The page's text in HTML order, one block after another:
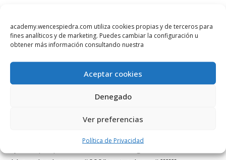
academy.wencespiedra.com utiliza cookies propias y de terceros para
fines analíticos y de marketing. Puedes cambiar la configuración u
obtener más información consultando nuestra
Aceptar cookies
Denegado
Ver preferencias
Política de Privacidad
Thank you. Your Order has been
received.